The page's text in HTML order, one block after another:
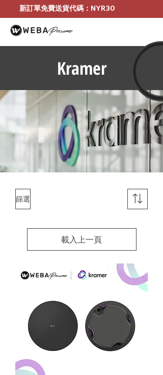
新訂單免費送貨代碼：NYR30
Kramer
篩選
載入上一頁